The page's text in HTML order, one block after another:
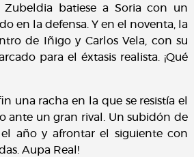
Zubeldia batiese a Soria con un
en la defensa. Y en el noventa, la
de Iñigo y Carlos Vela, con su
para el éxtasis realista. ¡Qué
una racha en la que se resistía el
ante un gran rival. Un subidón de
año y afrontar el siguiente con
Aupa Real!